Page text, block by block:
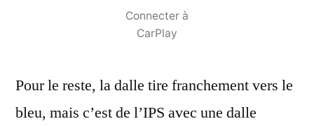
Connecter à
CarPlay
Pour le reste, la dalle tire franchement vers le
bleu, mais c’est de l’IPS avec une dalle